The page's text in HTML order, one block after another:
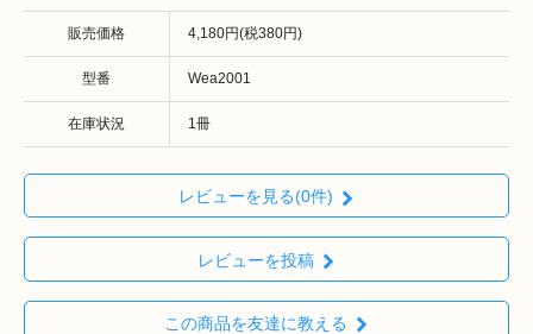
販売価格 4,180円(税380円)
型番 Wea2001
在庫状況 1冊
レビューを見る(0件)
レビューを投稿
この商品を友達に教える